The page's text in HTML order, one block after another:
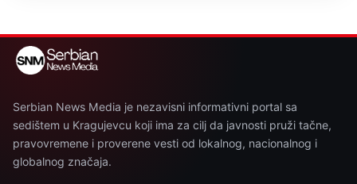
Serbian News Media je nezavisni informativni portal sa
sedištem u Kragujevcu koji ima za cilj da javnosti pruži tačne,
pravovremene i proverene vesti od lokalnog, nacionalnog i
globalnog značaja.